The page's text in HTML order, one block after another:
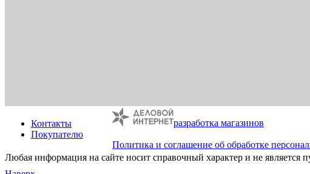
Контакты
Покупателю
разработка магазинов
Политика и соглашение об обработке
Любая информация на сайте носит справочный характер и не